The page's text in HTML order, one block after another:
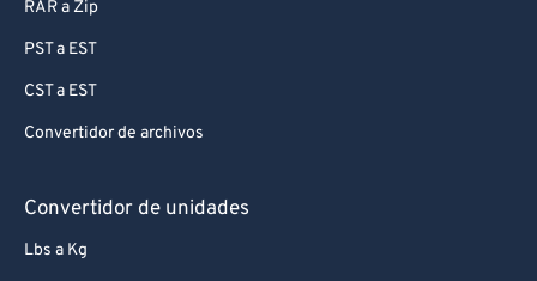
RAR a Zip
PST a EST
CST a EST
Convertidor de archivos
Convertidor de unidades
Lbs a Kg